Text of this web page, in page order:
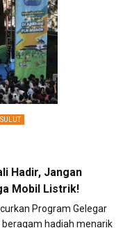
SULUT
Hadir, Jangan
Mobil Listrik!
Program Gelegar
beragam hadiah menarik